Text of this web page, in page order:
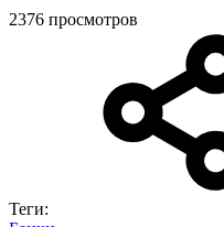
2376 просмотров
Теги: